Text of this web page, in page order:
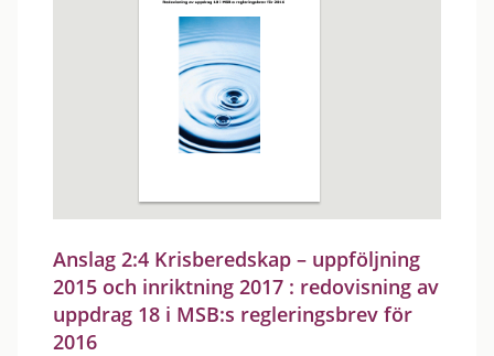
Anslag 2:4 Krisberedskap – uppföljning
2015 och inriktning 2017 : redovisning av
uppdrag 18 i MSB:s regleringsbrev för
2016